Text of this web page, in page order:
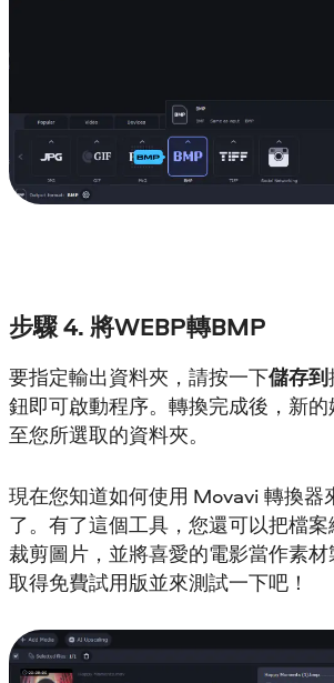
步驟 4. 將WEBP轉BMP
要指定輸出資料夾，請按一下儲存到
鈕即可啟動程序。轉換完成後，新
至您所選取的資料夾。
現在您知道如何使用 Movavi 轉換器
了。有了這個工具，您還可以把檔案
裁剪圖片，並將喜愛的電影當作素
取得免費試用版並來測試一下吧！